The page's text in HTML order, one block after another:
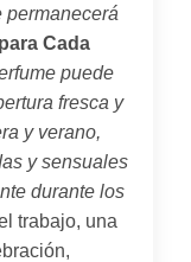
permanecerá
Cada
puede
fresca y
y verano,
y sensuales
durante los
trabajo, una